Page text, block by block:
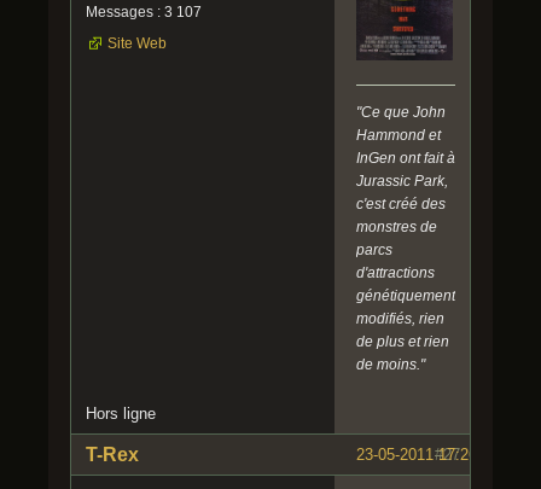
Messages : 3 107
Site Web
"Ce que John
Hammond et
InGen ont fait à
Jurassic Park,
c'est créé des
monstres de
parcs
d'attractions
génétiquement
modifiés, rien
de plus et rien
de moins."
Hors ligne
#27
23-05-2011 17:26:52
T-Rex